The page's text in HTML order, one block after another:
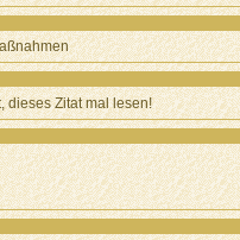
dieses Zitat mal lesen!